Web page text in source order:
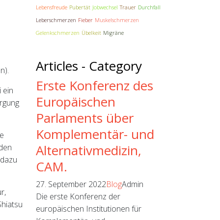
ein
Lebensfreude Pubertät Jobwechsel Trauer Durchfall
Leberschmerzen Fieber Muskelschmerzen
Gelenkschmerzen Übelkeit Migräne
Articles - Category
Erste Konferenz des
Europäischen
Parlaments über
Komplementär- und
Alternativmedizin,
CAM.
27. September 2022BlogAdmin
Die erste Konferenz der
europäischen Institutionen für